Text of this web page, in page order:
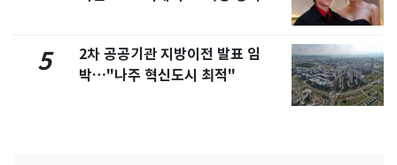
5
2차 공공기관 지방이전 발표 임
박…"나주 혁신도시 최적"